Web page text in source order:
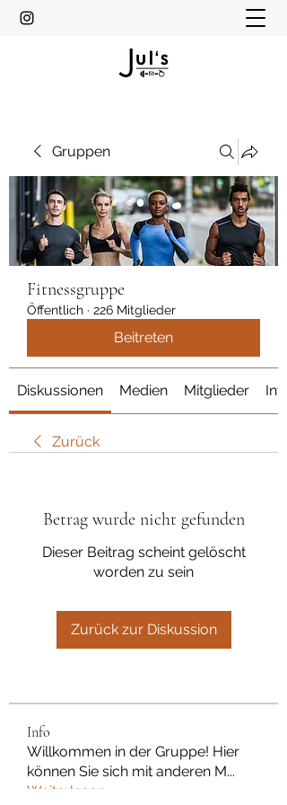
Gruppen
Fitnessgruppe
Öffentlich · 226 Mitglieder
Beitreten
Diskussionen Medien Mitglieder Info
Zurück
Betrag wurde nicht gefunden
Dieser Beitrag scheint gelöscht
worden zu sein
Zurück zur Diskussion
Info
Willkommen in der Gruppe! Hier
können Sie sich mit anderen M...
Weiterlesen